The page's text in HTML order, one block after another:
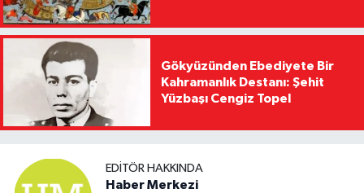
Gökyüzünden Ebediyete Bir
Kahramanlık Destanı: Şehit
Yüzbaşı Cengiz Topel
EDITÖR HAKKINDA
Haber Merkezi